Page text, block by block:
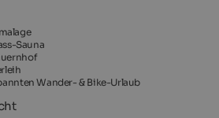
Sauna
Wander- & Bike-Urlaub